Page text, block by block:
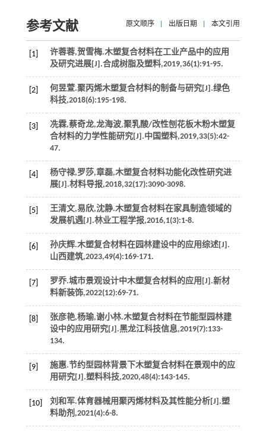
参考文献 原文顺序 出版日期 本文引用
[1]
许蓉蓉,贺雪梅.木塑复合材料在工业产品中的应用
及研究进展[J].合成树脂及塑料,2019,36(1):91-95.
[2] 何昱萱.聚丙烯木塑复合材料的制备与研究[J].绿色
科技,2018(6):195-198.
[3]
冼霖,蔡奇龙,龙海波,聚乳酸/改性刨花板木粉木塑复
合材料的力学性能研究[J].中国塑料,2019,33(5):42-
47.
[4]
杨守禄,罗莎,章磊,木塑复合材料功能化改性研究进
展[J].材料导报,2018,32(17):3090-3098.
[5]
王清文,易欣,沈静.木塑复合材料在家具制造领域的
发展机遇[J].林业工程学报,2016,1(3):1-8.
[6]
孙庆辉.木塑复合材料在园林建设中的应用综述[J].
山西建筑,2023,49(4):169-171.
[7] 罗乔.城市景观设计中木塑复合材料的应用[J].新材
料新装饰,2022(12):69-71.
[8]
张彦艳,杨瑜,谢小林.木塑复合材料在节能型园林建
设中的应用研究[J].黑龙江科技信息,2019(7):133-
134.
[9]
施惠.节约型园林背景下木塑复合材料在景观中的应
用研究[J].塑料科技,2020,48(4):143-145.
[10] 刘和军.体育器械用聚丙烯材料及其性能分析[J].塑
料助剂 ,2021(4):6-8.